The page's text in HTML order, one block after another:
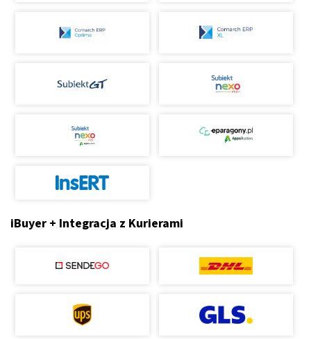
iBuyer + Integracja z Kurierami